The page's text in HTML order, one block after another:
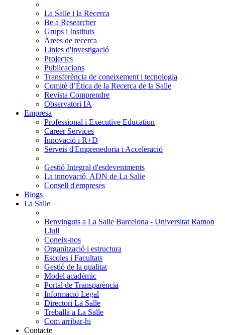
La Salle i la Recerca
Be a Researcher
Grups i Instituts
Àrees de recerca
Linies d'investigació
Projectes
Publicacions
Transferència de coneixement i tecnologia
Comitè d’Ètica de la Recerca de la Salle
Revista Comprendre
Observatori IA
Empresa
Professional i Executive Education
Career Services
Innovació i R+D
Serveis d'Emprenedoria i Acceleració
Gestió Integral d'esdeveniments
La innovació, ADN de La Salle
Consell d'empreses
Blogs
La Salle
Benvinguts a La Salle Barcelona - Universitat Ramon
Llull
Coneix-nos
Organització i estructura
Escoles i Facultats
Gestió de la qualitat
Model acadèmic
Portal de Transparència
Informació Legal
Directori La Salle
Treballa a La Salle
Com arribar-hi
Contacte